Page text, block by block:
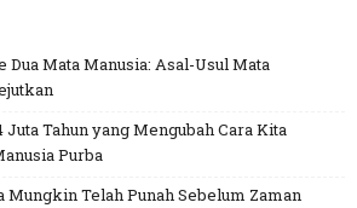
Dua Mata Manusia: Asal-Usul Mata
Tahun yang Mengubah Cara Kita
Purba
Mungkin Telah Punah Sebelum Zaman